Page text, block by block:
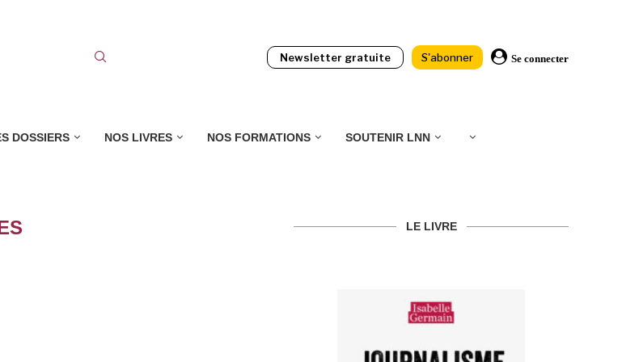
Newsletter gratuite S'abonner Se connecter
DOSSIERS NOS LIVRES NOS FORMATIONS SOUTENIR LNN
LE LIVRE